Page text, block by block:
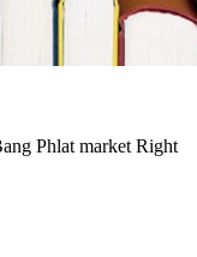
Phlat market Right